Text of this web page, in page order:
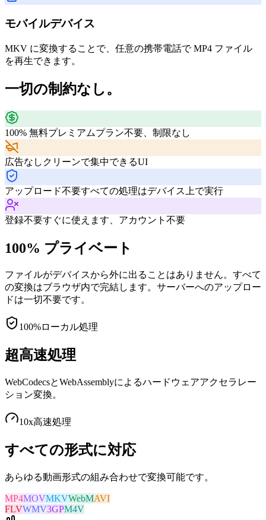
モバイルデバイス
MKV に変換することで、任意の携帯電話で MP4 ファイル
を再生できます。
一切の制約なし。
100% 無料プレミアムプラン不要、制限なし
広告なし クリーンで集中できるUI
アップロード不要すべての処理はデバイス上で実行
登録不要すぐに使えます、アカウント不要
100% プライベート
ファイルがデバイスから外に出ることはありません。すべて
の変換はブラウザ内で完結します。サーバーへのアップロー
ドは一切不要です。
100%ローカル処理
超高速処理
WebCodecsとWebAssemblyによるハードウェアアクセラレー
ション変換。
10x高速処理
すべての形式に対応
あらゆる動画形式の組み合わせで変換可能です。
MP4MOVMKVWebMAVI
FLVWMV3GPM4V